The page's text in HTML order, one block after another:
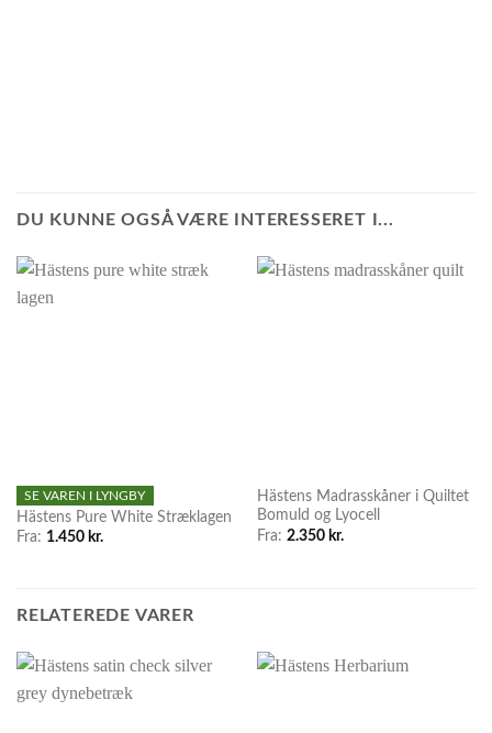
DU KUNNE OGSÅ VÆRE INTERESSERET I...
SE VAREN I LYNGBY
Hästens Pure White Stræklagen
Fra: 1.450 kr.
Hästens Madrasskåner i Quiltet
Bomuld og Lyocell
Fra: 2.350 kr.
RELATEREDE VARER